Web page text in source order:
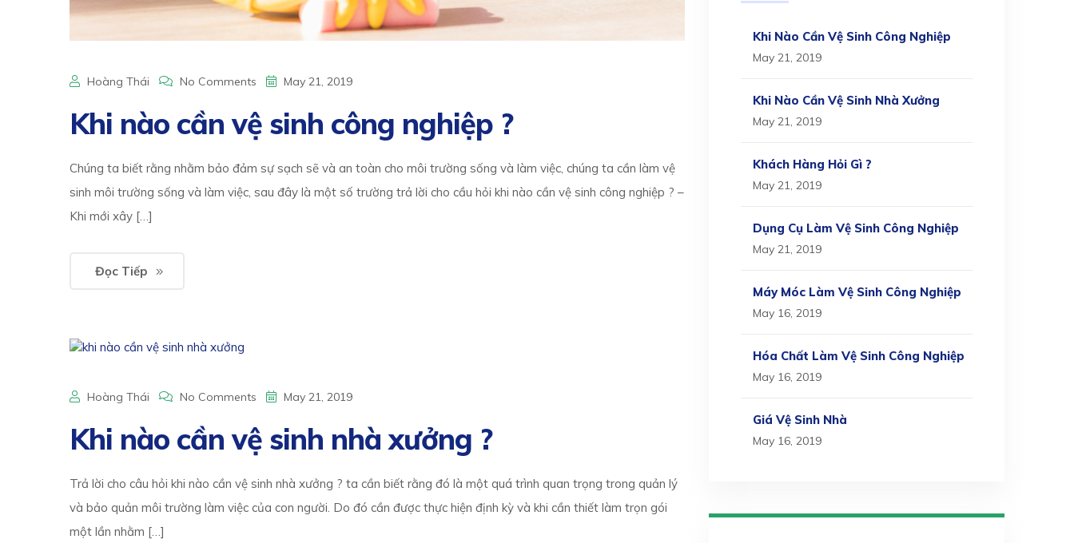
Hoàng Thái No Comments May 21, 2019
Khi nào cần vệ sinh công nghiệp ?
Chúng ta biết rằng nhằm bảo đảm sự sạch sẽ và an toàn cho môi trường sống và làm việc, chúng ta cần làm vệ
sinh môi trường sống và làm việc, sau đây là một số trường trả lời cho cầu hỏi khi nào cần vệ sinh công nghiệp ? –
Khi mới xây […]
Đọc Tiếp
Hoàng Thái No Comments May 21, 2019
Khi nào cần vệ sinh nhà xưởng ?
Trả lời cho câu hỏi khi nào cần vệ sinh nhà xưởng ? ta cần biết rằng đó là một quá trình quan trọng trong quản lý
và bảo quản môi trường làm việc của con người. Do đó cần được thực hiện định kỳ và khi cần thiết làm trọn gói
một lần nhằm […]
Khi Nào Cần Vệ Sinh Công Nghiệp
May 21, 2019
Khi Nào Cần Vệ Sinh Nhà Xưởng
May 21, 2019
Khách Hàng Hỏi Gì ?
May 21, 2019
Dụng Cụ Làm Vệ Sinh Công Nghiệp
May 21, 2019
Máy Móc Làm Vệ Sinh Công Nghiệp
May 16, 2019
Hóa Chất Làm Vệ Sinh Công Nghiệp
May 16, 2019
Giá Vệ Sinh Nhà
May 16, 2019